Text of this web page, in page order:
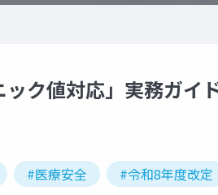
ク値対応」実務ガイ
#医療安全
#令和8年度改定